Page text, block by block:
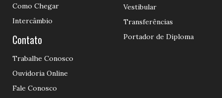
Como Chegar
Intercâmbio
Contato
Trabalhe Conosco
Ouvidoria Online
Fale Conosco
Vestibular
Transferências
Portador de Diploma